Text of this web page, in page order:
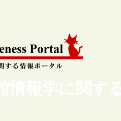
情報学に関